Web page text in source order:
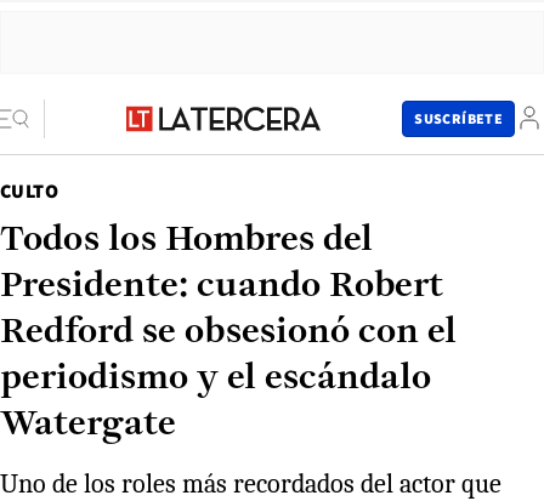
SUSCRÍBETE
CULTO
Todos los Hombres del
Presidente: cuando Robert
Redford se obsesionó con el
periodismo y el escándalo
Watergate
Uno de los roles más recordados del actor que